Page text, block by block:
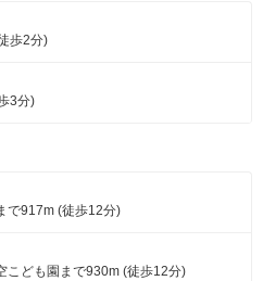
歩2分)
3分)
で917m (徒歩12分)
こども園まで930m (徒歩12分)